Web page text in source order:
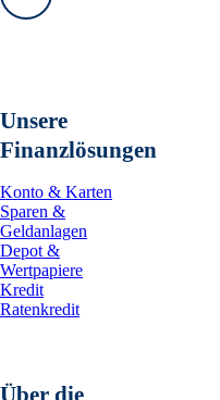
Vorwärts
Unsere
Finanzlösungen
Konto & Karten
Sparen &
Geldanlagen
Depot &
Wertpapiere
Kredit
Ratenkredit
Über die